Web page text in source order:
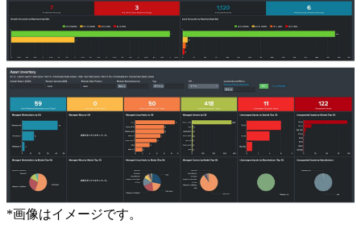
*画像はイメージです。